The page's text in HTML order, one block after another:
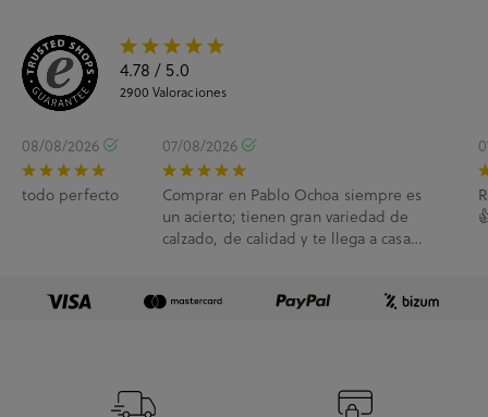
4.78 / 5.0
2900 Valoraciones
08/08/2026
todo perfecto
07/08/2026
Comprar en Pablo Ochoa siempre es
un acierto; tienen gran variedad de
calzado, de calidad y te llega a casa